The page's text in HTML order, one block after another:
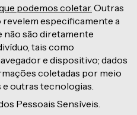
podemos coletar. Outras
especificamente a
não são diretamente
tais como
e dispositivo; dados
coletadas por meio
e outras tecnologias.
Pessoais Sensíveis.